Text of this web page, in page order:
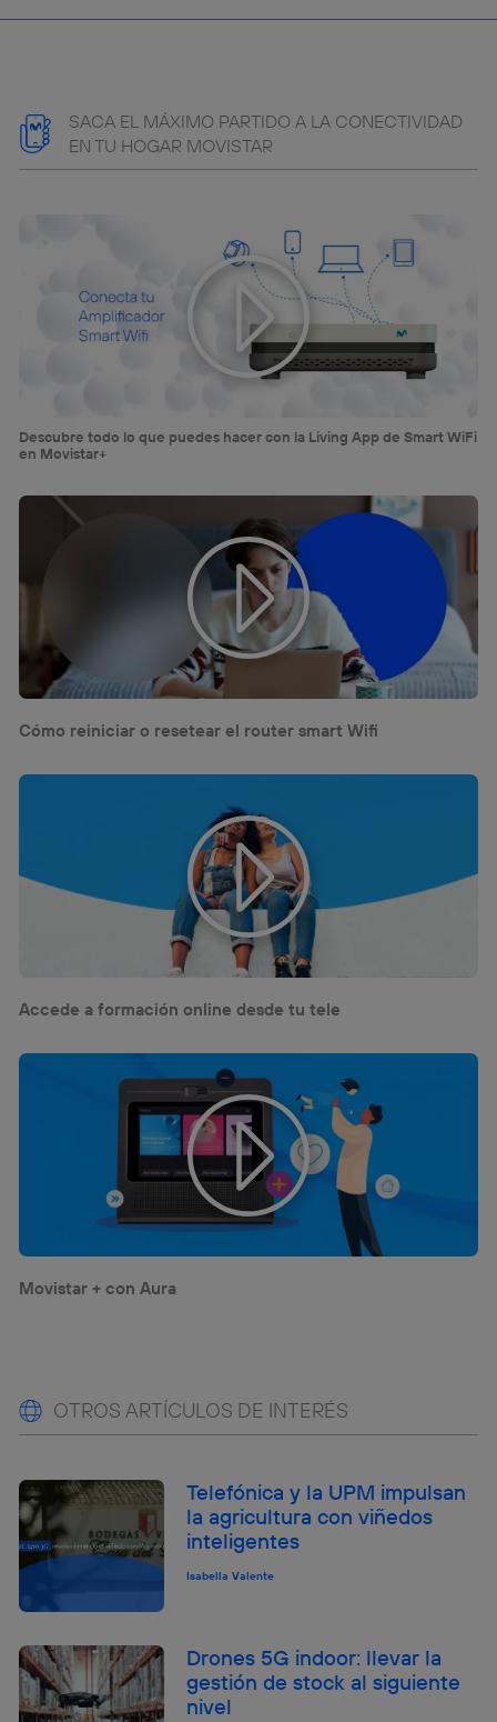
SACA EL MÁXIMO PARTIDO A LA CONECTIVIDAD
EN TU HOGAR MOVISTAR
Descubre todo lo que puedes hacer con la Living App de Smart WiFi
en Movistar+
Cómo reiniciar o resetear el router smart Wifi
Accede a formación online desde tu tele
Movistar + con Aura
OTROS ARTÍCULOS DE INTERÉS
Telefónica y la UPM impulsan
la agricultura con viñedos
inteligentes
Isabella Valente
Drones 5G indoor: llevar la
gestión de stock al siguiente
nivel